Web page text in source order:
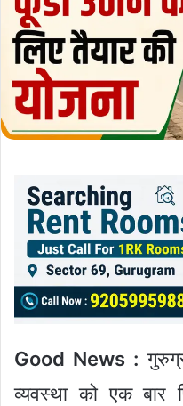
Good News :
व्यवस्था को एक बार